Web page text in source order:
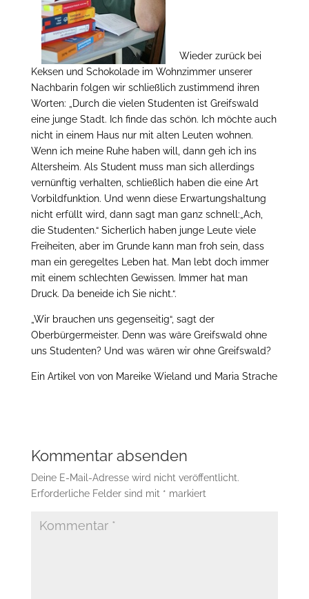
Wieder zurück bei
Keksen und Schokolade im Wohnzimmer unserer
Nachbarin folgen wir schließlich zustimmend ihren
Worten: „Durch die vielen Studenten ist Greifswald
eine junge Stadt. Ich finde das schön. Ich möchte auch
nicht in einem Haus nur mit alten Leuten wohnen.
Wenn ich meine Ruhe haben will, dann geh ich ins
Altersheim. Als Student muss man sich allerdings
vernünftig verhalten, schließlich haben die eine Art
Vorbildfunktion. Und wenn diese Erwartungshaltung
nicht erfüllt wird, dann sagt man ganz schnell:„Ach,
die Studenten.“ Sicherlich haben junge Leute viele
Freiheiten, aber im Grunde kann man froh sein, dass
man ein geregeltes Leben hat. Man lebt doch immer
mit einem schlechten Gewissen. Immer hat man
Druck. Da beneide ich Sie nicht.“.
„Wir brauchen uns gegenseitig“, sagt der
Oberbürgermeister. Denn was wäre Greifswald ohne
uns Studenten? Und was wären wir ohne Greifswald?
Ein Artikel von von Mareike Wieland und Maria Strache
Kommentar absenden
Deine E-Mail-Adresse wird nicht veröffentlicht.
Erforderliche Felder sind mit * markiert